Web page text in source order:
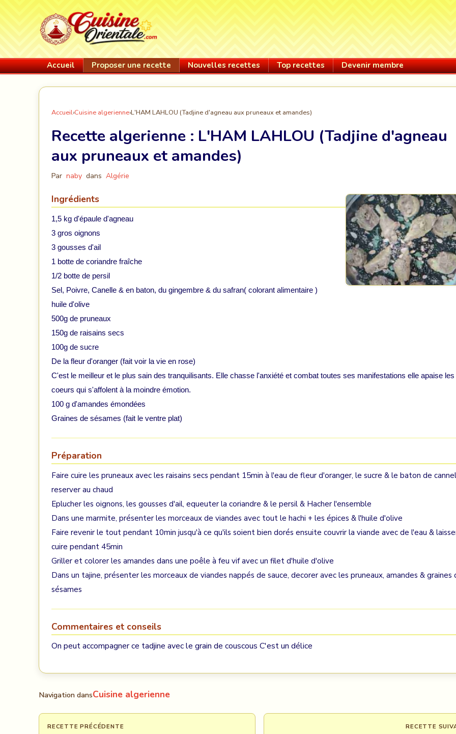
Accueil Proposer une recette Nouvelles recettes Top recettes Devenir membre
Accueil›Cuisine algerienne›L'HAM LAHLOU (Tadjine d'agneau aux pruneaux et amandes)
Recette algerienne : L'HAM LAHLOU (Tadjine d'agneau
aux pruneaux et amandes)
Par naby dans Algérie
Ingrédients
1,5 kg d'épaule d'agneau
3 gros oignons
3 gousses d'ail
1 botte de coriandre fraîche
1/2 botte de persil
Sel, Poivre, Canelle & en baton, du gingembre & du safran( colorant alimentaire )
huile d'olive
500g de pruneaux
150g de raisains secs
100g de sucre
De la fleur d'oranger (fait voir la vie en rose)
C'est le meilleur et le plus sain des tranquilisants. Elle chasse l'anxiété et combat toutes ses manifestations elle apaise les
coeurs qui s'affolent à la moindre émotion.
100 g d'amandes émondées
Graines de sésames (fait le ventre plat)
Préparation
Faire cuire les pruneaux avec les raisains secs pendant 15min à l'eau de fleur d'oranger, le sucre & le baton de
reserver au chaud
Eplucher les oignons, les gousses d'ail, equeuter la coriandre & le persil & Hacher l'ensemble
Dans une marmite, présenter les morceaux de viandes avec tout le hachi + les épices & l'huile d'olive
Faire revenir le tout pendant 10min jusqu'à ce qu'ils soient bien dorés ensuite couvrir la viande avec de l'eau &
cuire pendant 45min
Griller et colorer les amandes dans une poêle à feu vif avec un filet d'huile d'olive
Dans un tajine, présenter les morceaux de viandes nappés de sauce, decorer avec les pruneaux, amandes & graines
sésames
Commentaires et conseils
On peut accompagner ce tadjine avec le grain de couscous C'est un délice
Navigation dansCuisine algerienne
RECETTE PRÉCÉDENTE RECETTE